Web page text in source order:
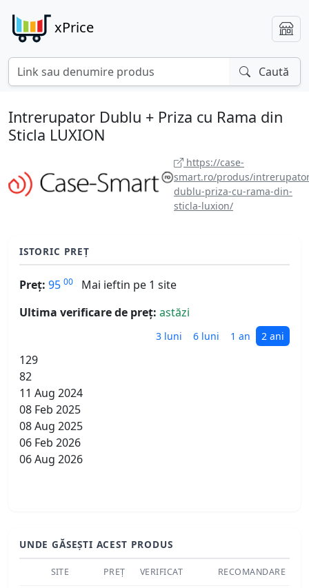
xPrice
Caută
Intrerupator Dublu + Priza cu Rama din
Sticla LUXION
https://case-
smart.ro/produs/
dublu-priza-cu-rama-din-
sticla-luxion/
ISTORIC PREȚ
Preț: 95 00
Mai ieftin pe 1 site
Ultima verificare de preț: astăzi
3 luni 6 luni 1 an 2 ani
129
82
11 Aug 2024
08 Feb 2025
08 Aug 2025
06 Feb 2026
06 Aug 2026
UNDE GĂSEȘTI ACEST PRODUS
SITE PREȚ VERIFICAT RECOMANDARE